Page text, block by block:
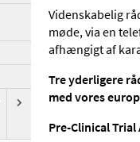
Videnskabelig
møde, via en
afhængigt af
Tre yderligere
med vores
Pre-Clinical